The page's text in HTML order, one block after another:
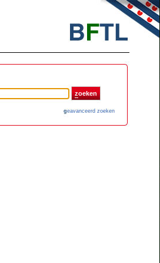
zoeken
geavanceerd zoeken